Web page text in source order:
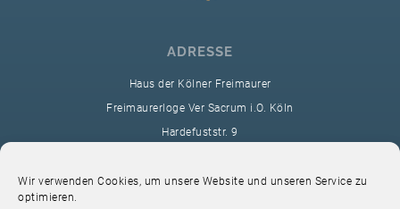
Wir verwenden Cookies, um unsere Website und unseren Service zu
optimieren.
ADRESSE
Haus der Kölner Freimaurer
Freimaurerloge Ver Sacrum i.O. Köln
Hardefuststr. 9
sekretariat@ver-sacrum.org